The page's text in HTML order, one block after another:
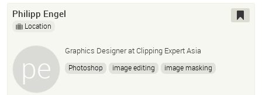
Philipp Engel
Location
Graphics Designer at Clipping Expert Asia
Photoshop image editing
image masking